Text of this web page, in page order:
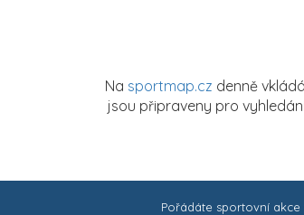
Na sportmap.cz denně
jsou připraveny pro
Pořádáte sportovní akce